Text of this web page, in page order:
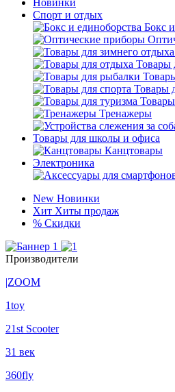
Новинки
Спорт и отдых
Бокс
Товары
Товары
Тренажеры
Товары для школы и офиса
Канцтовары
Электроника
New Новинки
Хит Хиты продаж
% Скидки
Производители
|ZOOM
1toy
21st Scooter
31 век
360fly